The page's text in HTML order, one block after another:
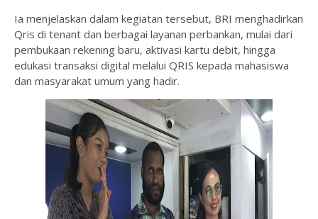
Ia menjelaskan dalam kegiatan tersebut, BRI menghadirkan
Qris di tenant dan berbagai layanan perbankan, mulai dari
pembukaan rekening baru, aktivasi kartu debit, hingga
edukasi transaksi digital melalui QRIS kepada mahasiswa
dan masyarakat umum yang hadir.